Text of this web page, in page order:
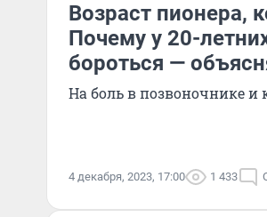
Возраст пионера,
Почему у 20-
бороться —
На боль в позвоночнике и
4 декабря, 2023, 17:00 1 433